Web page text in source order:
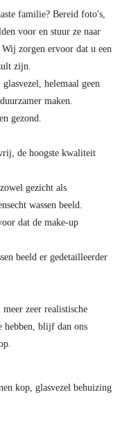
familie? Bereid foto's,
voor en stuur ze naar
Wij zorgen ervoor dat u een
zijn.
helemaal geen
maken.
gezond.
de hoogste kwaliteit
gezicht als
wassen beeld.
dat de make-up
beeld er gedetailleerder
zeer realistische
hebben, blijf dan ons
kop, glasvezel behuizing